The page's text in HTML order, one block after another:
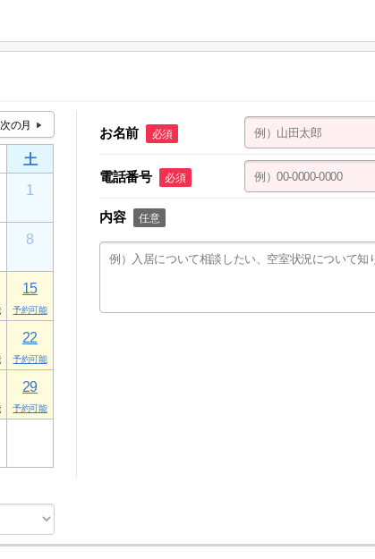
店
土
1
8
15
22
29
お名前 必須
電話番号 必須
内容 任意